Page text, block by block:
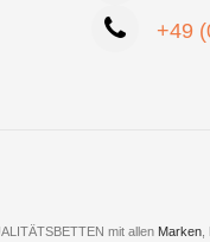
+49
mit allen Marken